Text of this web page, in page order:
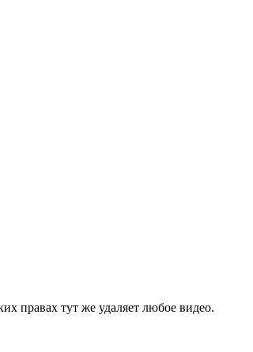
правах тут же удаляет любое видео.